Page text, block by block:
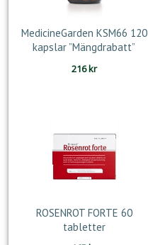
MedicineGarden KSM66 120
kapslar ”Mängdrabatt”
216kr
ROSENROT FORTE 60
tabletter